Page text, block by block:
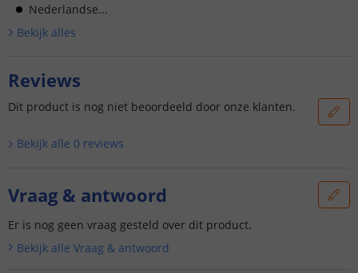
Nederlandse...
Bekijk alles
Reviews
Dit product is nog niet beoordeeld door onze klanten.
Bekijk alle 0 reviews
Vraag & antwoord
Er is nog geen vraag gesteld over dit product.
Bekijk alle Vraag & antwoord